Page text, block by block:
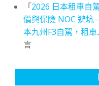
「2026 日本租車自
價與保險 NOC 避坑
本九州F3自駕，租
言